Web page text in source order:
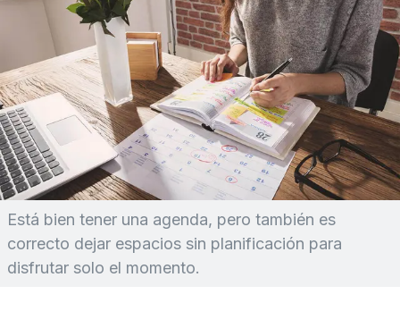
Está bien tener una agenda, pero también es
correcto dejar espacios sin planificación para
disfrutar solo el momento.